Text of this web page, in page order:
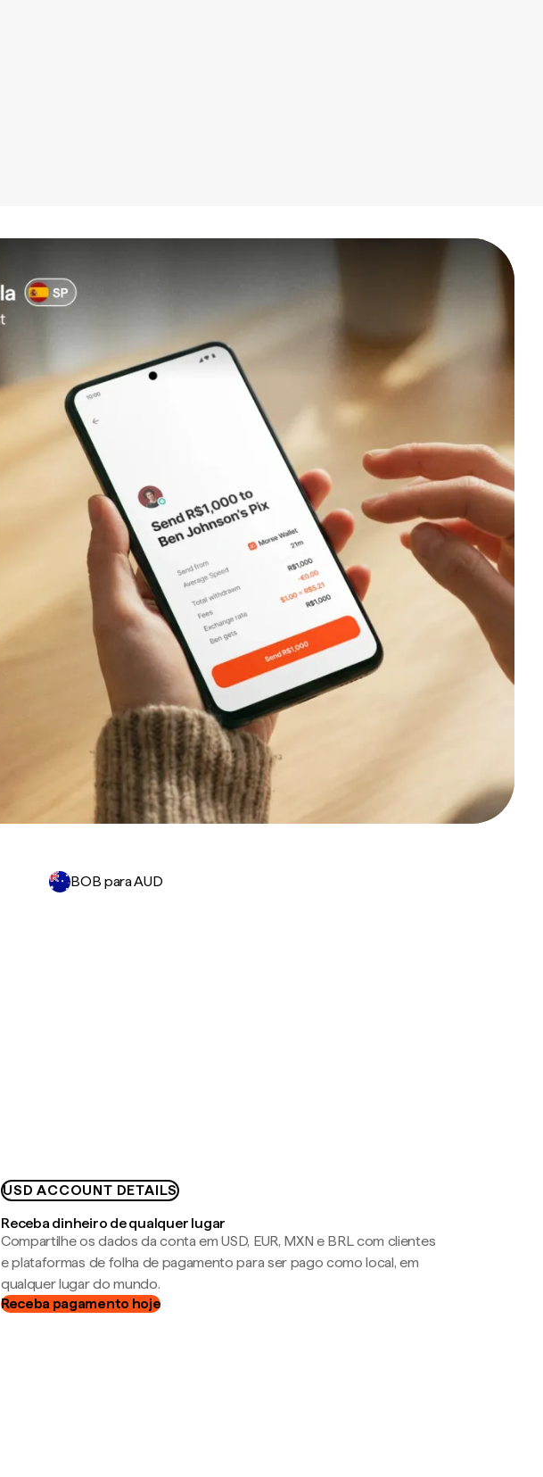
BOB para AUD
USD ACCOUNT DETAILS
Receba dinheiro de qualquer lugar
Compartilhe os dados da conta em USD, EUR, MXN e BRL com clientes
e plataformas de folha de pagamento para ser pago como local, em
qualquer lugar do mundo.
Receba pagamento hoje